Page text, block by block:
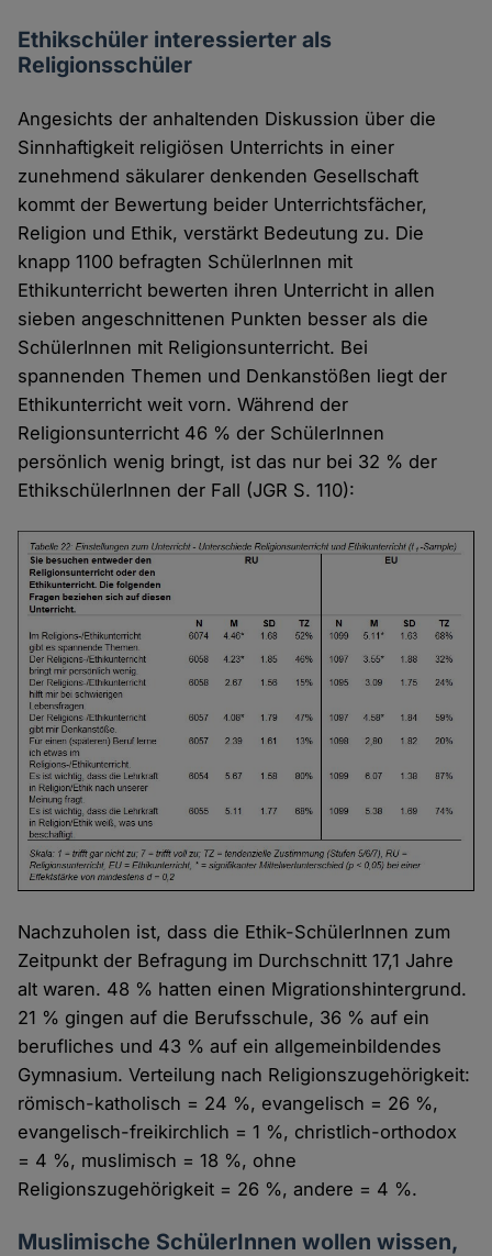
Ethikschüler interessierter als
Religionsschüler
Angesichts der anhaltenden Diskussion über die
Sinnhaftigkeit religiösen Unterrichts in einer
zunehmend säkularer denkenden Gesellschaft
kommt der Bewertung beider Unterrichtsfächer,
Religion und Ethik, verstärkt Bedeutung zu. Die
knapp 1100 befragten SchülerInnen mit
Ethikunterricht bewerten ihren Unterricht in allen
sieben angeschnittenen Punkten besser als die
SchülerInnen mit Religionsunterricht. Bei
spannenden Themen und Denkanstößen liegt der
Ethikunterricht weit vorn. Während der
Religionsunterricht 46 % der SchülerInnen
persönlich wenig bringt, ist das nur bei 32 % der
EthikschülerInnen der Fall (JGR S. 110):
Nachzuholen ist, dass die Ethik-SchülerInnen zum
Zeitpunkt der Befragung im Durchschnitt 17,1 Jahre
alt waren. 48 % hatten einen Migrationshintergrund.
21 % gingen auf die Berufsschule, 36 % auf ein
berufliches und 43 % auf ein allgemeinbildendes
Gymnasium. Verteilung nach Religionszugehörigkeit:
römisch-katholisch = 24 %, evangelisch = 26 %,
evangelisch-freikirchlich = 1 %, christlich-orthodox
= 4 %, muslimisch = 18 %, ohne
Religionszugehörigkeit = 26 %, andere = 4 %.
Muslimische SchülerInnen wollen wissen,